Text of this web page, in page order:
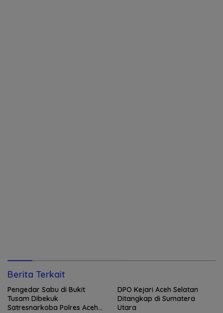
Berita Terkait
Pengedar Sabu di Bukit
Tusam Dibekuk
Satresnarkoba Polres Aceh
DPO Kejari Aceh Selatan
Ditangkap di Sumatera
Utara